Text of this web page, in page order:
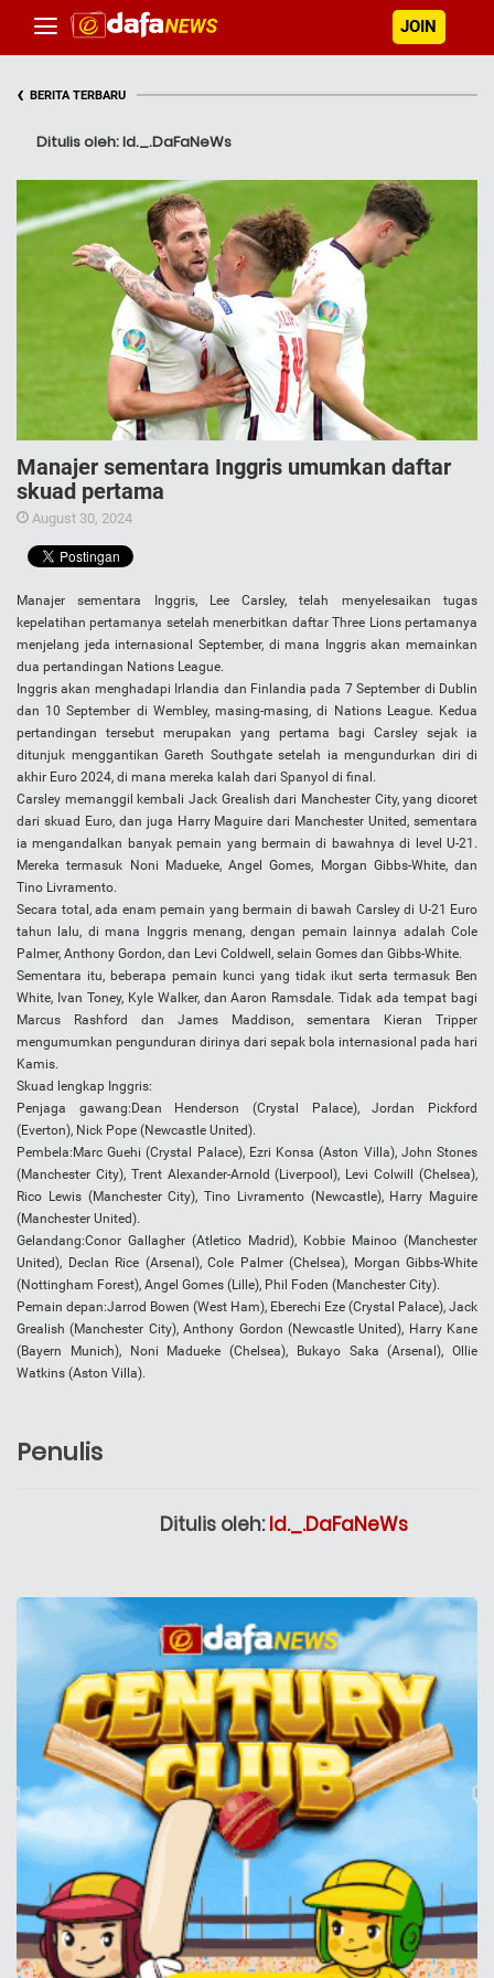
JOIN
‹ BERITA TERBARU
Ditulis oleh: Id._.DaFaNeWs
Manajer sementara Inggris umumkan daftar
skuad pertama
August 30, 2024
Manajer sementara Inggris, Lee Carsley, telah menyelesaikan tugas
kepelatihan pertamanya setelah menerbitkan daftar Three Lions pertamanya
menjelang jeda internasional September, di mana Inggris akan memainkan
dua pertandingan Nations League.
Inggris akan menghadapi Irlandia dan Finlandia pada 7 September di Dublin
dan 10 September di Wembley, masing-masing, di Nations League. Kedua
pertandingan tersebut merupakan yang pertama bagi Carsley sejak ia
ditunjuk menggantikan Gareth Southgate setelah ia mengundurkan diri di
akhir Euro 2024, di mana mereka kalah dari Spanyol di final.
Carsley memanggil kembali Jack Grealish dari Manchester City, yang dicoret
dari skuad Euro, dan juga Harry Maguire dari Manchester United, sementara
ia mengandalkan banyak pemain yang bermain di bawahnya di level U-21.
Mereka termasuk Noni Madueke, Angel Gomes, Morgan Gibbs-White, dan
Tino Livramento.
Secara total, ada enam pemain yang bermain di bawah Carsley di U-21 Euro
tahun lalu, di mana Inggris menang, dengan pemain lainnya adalah Cole
Palmer, Anthony Gordon, dan Levi Coldwell, selain Gomes dan Gibbs-White.
Sementara itu, beberapa pemain kunci yang tidak ikut serta termasuk Ben
White, Ivan Toney, Kyle Walker, dan Aaron Ramsdale. Tidak ada tempat bagi
Marcus Rashford dan James Maddison, sementara Kieran Tripper
mengumumkan pengunduran dirinya dari sepak bola internasional pada hari
Kamis.
Skuad lengkap Inggris:
Penjaga gawang:Dean Henderson (Crystal Palace), Jordan Pickford
(Everton), Nick Pope (Newcastle United).
Pembela:Marc Guehi (Crystal Palace), Ezri Konsa (Aston Villa), John Stones
(Manchester City), Trent Alexander-Arnold (Liverpool), Levi Colwill (Chelsea),
Rico Lewis (Manchester City), Tino Livramento (Newcastle), Harry Maguire
(Manchester United).
Gelandang:Conor Gallagher (Atletico Madrid), Kobbie Mainoo (Manchester
United), Declan Rice (Arsenal), Cole Palmer (Chelsea), Morgan Gibbs-White
(Nottingham Forest), Angel Gomes (Lille), Phil Foden (Manchester City).
Pemain depan:Jarrod Bowen (West Ham), Eberechi Eze (Crystal Palace), Jack
Grealish (Manchester City), Anthony Gordon (Newcastle United), Harry Kane
(Bayern Munich), Noni Madueke (Chelsea), Bukayo Saka (Arsenal), Ollie
Watkins (Aston Villa).
Penulis
Ditulis oleh:Id._.DaFaNeWs